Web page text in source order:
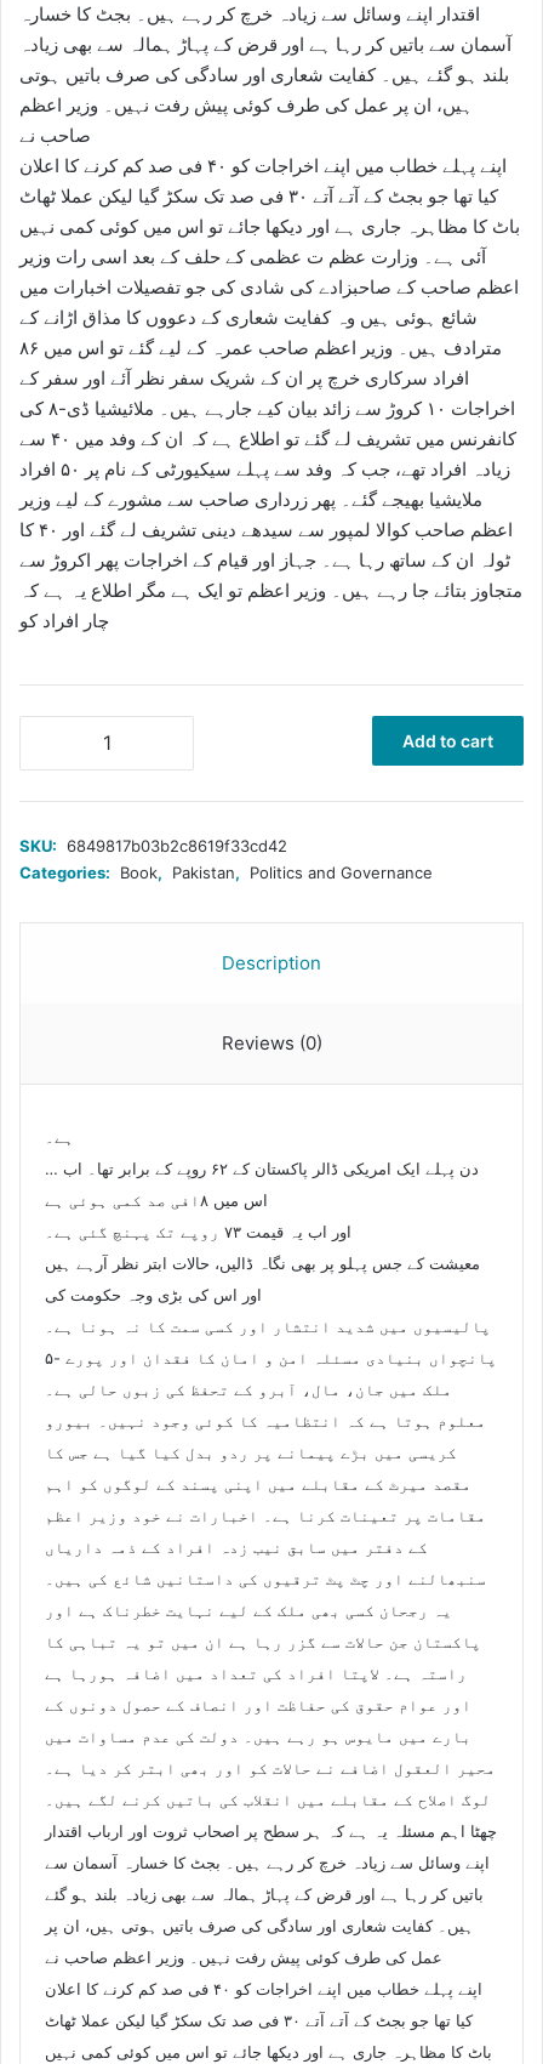
اقتدار اپنے وسائل سے زیادہ خرچ کر رہے ہیں۔ بجٹ کا خسارہ
آسمان سے باتیں کر رہا ہے اور قرض کے پہاڑ ہمالہ سے بھی زیادہ
بلند ہو گئے ہیں۔ کفایت شعاری اور سادگی کی صرف باتیں ہوتی
ہیں، ان پر عمل کی طرف کوئی پیش رفت نہیں۔ وزیر اعظم
صاحب نے
اپنے پہلے خطاب میں اپنے اخراجات کو ۴۰ فی صد کم کرنے کا اعلان
کیا تھا جو بجٹ کے آتے آتے ۳۰ فی صد تک سکڑ گیا لیکن عملا ٹھاٹ
باٹ کا مظاہرہ جاری ہے اور دیکھا جائے تو اس میں کوئی کمی نہیں
آئی ہے۔ وزارت عظم ت عظمی کے حلف کے بعد اسی رات وزیر
اعظم صاحب کے صاحبزادے کی شادی کی جو تفصیلات اخبارات میں
شائع ہوئی ہیں وہ کفایت شعاری کے دعووں کا مذاق اڑانے کے
مترادف ہیں۔ وزیر اعظم صاحب عمرہ کے لیے گئے تو اس میں ۸۶
افراد سرکاری خرچ پر ان کے شریک سفر نظر آئے اور سفر کے
اخراجات ۱۰ کروڑ سے زائد بیان کیے جارہے ہیں۔ ملائیشیا ڈی-۸ کی
کانفرنس میں تشریف لے گئے تو اطلاع ہے کہ ان کے وفد میں ۴۰ سے
زیادہ افراد تھے، جب کہ وفد سے پہلے سیکیورٹی کے نام پر ۵۰ افراد
ملایشیا بھیجے گئے۔ پھر زرداری صاحب سے مشورے کے لیے وزیر
اعظم صاحب کوالا لمپور سے سیدھے دینی تشریف لے گئے اور ۴۰ کا
ٹولہ ان کے ساتھ رہا ہے۔ جہاز اور قیام کے اخراجات پھر اکروڑ سے
متجاوز بتائے جا رہے ہیں۔ وزیر اعظم تو ایک ہے مگر اطلاع یہ ہے کہ
چار افراد کو
حکومت
۱۰۰
دن
Add to cart
SKU: 6849817b03b2c8619f33cd42
Categories:
Book, Pakistan, Politics and Governance
Description
Reviews (0)
ہے۔
… دن پہلے ایک امریکی ڈالر پاکستان کے ۶۲ روپے کے برابر تھا۔ اب
اس میں ۸افی صد کمی ہوئی ہے
اور اب یہ قیمت ۷۳ روپے تک پہنچ گئی ہے۔
معیشت کے جس پہلو پر بھی نگاہ ڈالیں، حالات ابتر نظر آرہے ہیں
اور اس کی بڑی وجہ حکومت کی
پالیسیوں میں شدید انتشار اور کسی سمت کا نہ ہونا ہے۔
۵- پانچواں بنیادی مسئلہ امن و امان کا فقدان اور پورے
ملک میں جان، مال، آبرو کے تحفظ کی زبوں حالی ہے۔
معلوم ہوتا ہے کہ انتظامیہ کا کوئی وجود نہیں۔ بیورو
کریسی میں بڑے پیمانے پر ردو بدل کیا گیا ہے جس کا
مقصد میرٹ کے مقابلے میں اپنی پسند کے لوگوں کو اہم
مقامات پر تعینات کرنا ہے۔ اخبارات نے خود وزیر اعظم
کے دفتر میں سابق نیب زدہ افراد کے ذمہ داریاں
سنبھالنے اور چٹ پٹ ترقیوں کی داستانیں شائع کی ہیں۔
یہ رجحان کسی بھی ملک کے لیے نہایت خطرناک ہے اور
پاکستان جن حالات سے گزر رہا ہے ان میں تو یہ تباہی کا
راستہ ہے۔ لاپتا افراد کی تعداد میں اضافہ ہورہا ہے
اور عوام حقوق کی حفاظت اور انصاف کے حصول دونوں کے
بارے میں مایوس ہو رہے ہیں۔ دولت کی عدم مساوات میں
محیر العقول اضافے نے حالات کو اور بھی ابتر کر دیا ہے۔
لوگ اصلاح کے مقابلے میں انقلاب کی باتیں کرنے لگے ہیں۔
چھٹا اہم مسئلہ یہ ہے کہ ہر سطح پر اصحاب ثروت اور ارباب اقتدار
اپنے وسائل سے زیادہ خرچ کر رہے ہیں۔ بجٹ کا خسارہ آسمان سے
باتیں کر رہا ہے اور قرض کے پہاڑ ہمالہ سے بھی زیادہ بلند ہو گئے
ہیں۔ کفایت شعاری اور سادگی کی صرف باتیں ہوتی ہیں، ان پر
عمل کی طرف کوئی پیش رفت نہیں۔ وزیر اعظم صاحب نے
اپنے پہلے خطاب میں اپنے اخراجات کو ۴۰ فی صد کم کرنے کا اعلان
کیا تھا جو بجٹ کے آتے آتے ۳۰ فی صد تک سکڑ گیا لیکن عملا ٹھاٹ
باٹ کا مظاہرہ جاری ہے اور دیکھا جائے تو اس میں کوئی کمی نہیں